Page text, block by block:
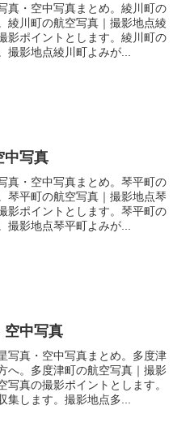
真・空中写真まとめ。綾川町の
綾川町の航空写真｜撮影地点綾
影ポイントとします。綾川町の
影地点綾川町よみが...
中写真
真・空中写真まとめ。琴平町の
琴平町の航空写真｜撮影地点琴
影ポイントとします。琴平町の
影地点琴平町よみが...
空中写真
写真・空中写真まとめ。多度津
へ。多度津町の航空写真｜撮影
真の撮影ポイントとします。
集します。撮影地点多...